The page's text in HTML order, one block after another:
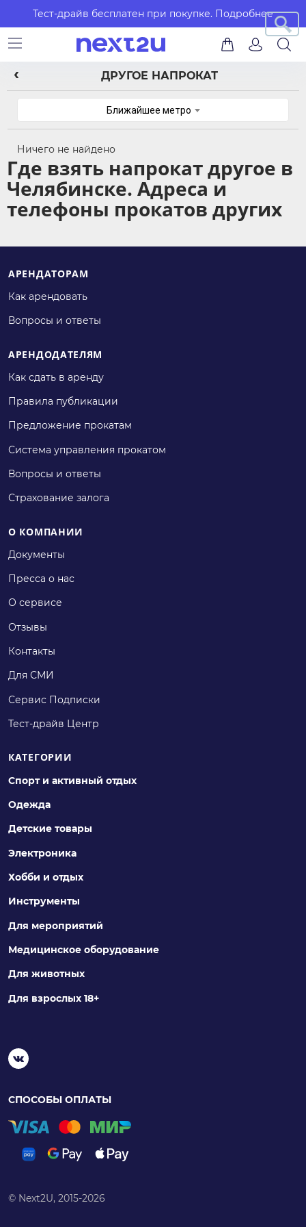
Тест-драйв бесплатен при покупке. Подробнее
ДРУГОЕ НАПРОКАТ
Ближайшее метро
Ничего не найдено
Где взять напрокат другое в
Челябинске. Адреса и
телефоны прокатов других
АРЕНДАТОРАМ
Как арендовать
Вопросы и ответы
АРЕНДОДАТЕЛЯМ
Как сдать в аренду
Правила публикации
Предложение прокатам
Система управления прокатом
Вопросы и ответы
Страхование залога
О КОМПАНИИ
Документы
Пресса о нас
О сервисе
Отзывы
Контакты
Для СМИ
Сервис Подписки
Тест-драйв Центр
КАТЕГОРИИ
Спорт и активный отдых
Одежда
Детские товары
Электроника
Хобби и отдых
Инструменты
Для мероприятий
Медицинское оборудование
Для животных
Для взрослых 18+
СПОСОБЫ ОПЛАТЫ
© Next2U, 2015-2026